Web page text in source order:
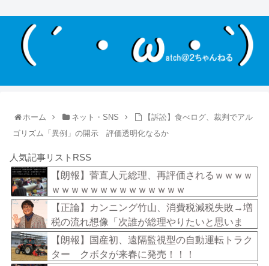
ホーム ネット・SNS
【訴訟】食べログ、裁判でアル
ゴリズム「異例」の開示 評価透明化なるか
人気記事リストRSS
【朗報】菅直人元総理、再評価されるｗｗｗｗ
ｗｗｗｗｗｗｗｗｗｗｗｗｗｗ
【正論】カンニング竹山、消費税減税失敗→増
税の流れ想像「次誰が総理やりたいと思いま
す？」
【朗報】国産初、遠隔監視型の自動運転トラク
ター クボタが来春に発売！！！